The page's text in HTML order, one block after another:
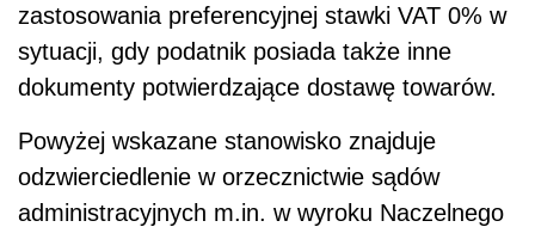
zastosowania preferencyjnej stawki VAT 0% w
sytuacji, gdy podatnik posiada także inne
dokumenty potwierdzające dostawę towarów.
Powyżej wskazane stanowisko znajduje
odzwierciedlenie w orzecznictwie sądów
administracyjnych m.in. w wyroku Naczelnego